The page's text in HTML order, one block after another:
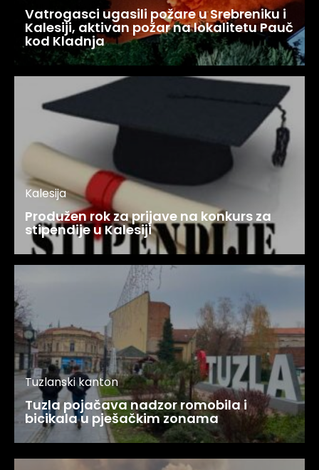
Vatrogasci ugasili požare u Srebreniku i
Kalesiji, aktivan požar na lokalitetu Pauč
kod Kladnja
Kalesija
Produžen rok za prijave na konkurs za
stipendije u Kalesiji
Tuzlanski kanton
Tuzla pojačava nadzor romobila i
bicikala u pješačkim zonama